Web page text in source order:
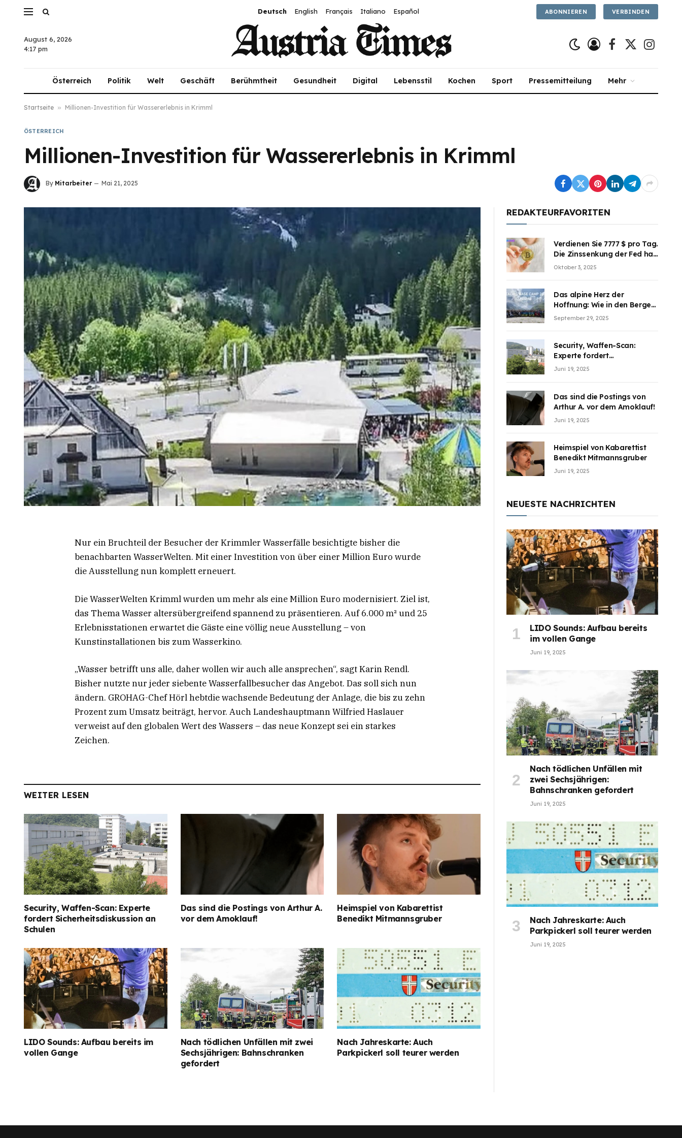
Deutsch English Français Italiano Español ABONNIEREN VERBINDEN
August 6, 2026
4:17 pm
Facebook
X
Österreich Politik Welt Geschäft Berühmtheit Gesundheit Digital Lebensstil Kochen Sport Pressemitteilung Mehr
Startseite » Millionen-Investition für Wassererlebnis in Krimml
ÖSTERREICH
Millionen-Investition für Wassererlebnis in Krimml
By Mitarbeiter Mai 21, 2025
Nur ein Bruchteil der Besucher der Krimmler Wasserfälle besichtigte bisher die
benachbarten WasserWelten. Mit einer Investition von über einer Million Euro wurde
die Ausstellung nun komplett erneuert.
Die WasserWelten Krimml wurden um mehr als eine Million Euro modernisiert. Ziel ist,
das Thema Wasser altersübergreifend spannend zu präsentieren. Auf 6.000 m² und 25
Erlebnisstationen erwartet die Gäste eine völlig neue Ausstellung – von
Kunstinstallationen bis zum Wasserkino.
„Wasser betrifft uns alle, daher wollen wir auch alle ansprechen“, sagt Karin Rendl.
Bisher nutzte nur jeder siebente Wasserfallbesucher das Angebot. Das soll sich nun
ändern. GROHAG-Chef Hörl hebtdie wachsende Bedeutung der Anlage, die bis zu zehn
Prozent zum Umsatz beiträgt, hervor. Auch Landeshauptmann Wilfried Haslauer
verweist auf den globalen Wert des Wassers – das neue Konzept sei ein starkes
Zeichen.
WEITER LESEN
Security, Waffen-Scan: Experte
fordert Sicherheitsdiskussion an
Schulen
Das sind die Postings von Arthur A.
vor dem Amoklauf!
Heimspiel von Kabarettist
Benedikt Mitmannsgruber
LIDO Sounds: Aufbau bereits im
vollen Gange
Nach tödlichen Unfällen mit zwei
Sechsjährigen: Bahnschranken
gefordert
Nach Jahreskarte: Auch
Parkpickerl soll teurer werden
REDAKTEURFAVORITEN
Verdienen Sie 7777 $ pro Tag.
Die Zinssenkung der Fed hat
die Aufmerksamkeit des
teilzuhaben
Oktober 3, 2025
Das alpine Herz der
Hoffnung: Wie in den Bergen
Österreichs die unsichtbaren
September 29, 2025
Security, Waffen-Scan:
Experte fordert
Sicherheitsdiskussion an
Juni 19, 2025
Das sind die Postings von
Arthur A. vor dem Amoklauf!
Juni 19, 2025
Heimspiel von Kabarettist
Benedikt Mitmannsgruber
Juni 19, 2025
NEUESTE NACHRICHTEN
LIDO Sounds: Aufbau bereits
im vollen Gange
Juni 19, 2025
Nach tödlichen Unfällen mit
zwei Sechsjährigen:
Bahnschranken gefordert
Juni 19, 2025
Nach Jahreskarte: Auch
Parkpickerl soll teurer werden
Juni 19, 2025